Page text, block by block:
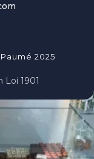
2025
Loi 1901